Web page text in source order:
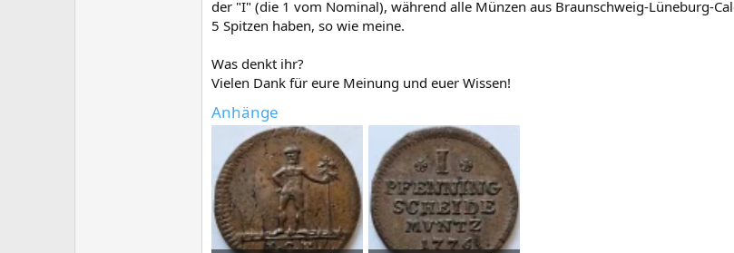
der "I" (die 1 vom Nominal), während alle Münzen aus Braunschweig-Lüneburg-
5 Spitzen haben, so wie meine.
Was denkt ihr?
Vielen Dank für eure Meinung und euer Wissen!
Anhänge